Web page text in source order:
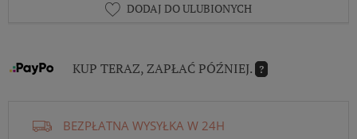
DODAJ DO ULUBIONYCH
KUP TERAZ, ZAPŁAĆ PÓŹNIEJ. ?
BEZPŁATNA WYSYŁKA W 24H